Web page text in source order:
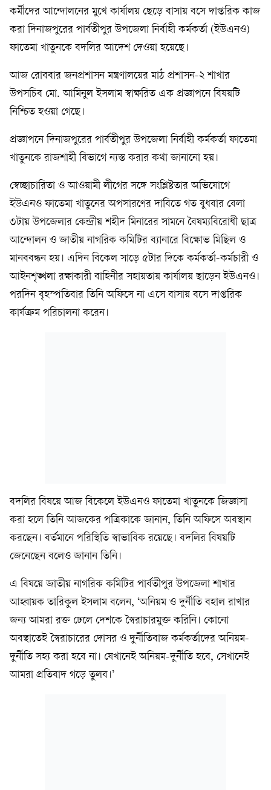
কর্মীদের আন্দোলনের মুখে কার্যালয় ছেড়ে বাসায় বসে দাপ্তরিক কাজ
করা দিনাজপুরের পার্বতীপুর উপজেলা নির্বাহী কর্মকর্তা (ইউএনও)
ফাতেমা খাতুনকে বদলির আদেশ দেওয়া হয়েছে।
আজ রোববার জনপ্রশাসন মন্ত্রণালয়ের মাঠ প্রশাসন-২ শাখার
উপসচিব মো. আমিনুল ইসলাম স্বাক্ষরিত এক প্রজ্ঞাপনে বিষয়টি
নিশ্চিত হওয়া গেছে।
প্রজ্ঞাপনে দিনাজপুরের পার্বতীপুর উপজেলা নির্বাহী কর্মকর্তা ফাতেমা
খাতুনকে রাজশাহী বিভাগে ন্যস্ত করার কথা জানানো হয়।
স্বেচ্ছাচারিতা ও আওয়ামী লীগের সঙ্গে সংশ্লিষ্টতার অভিযোগে
ইউএনও ফাতেমা খাতুনের অপসারণের দাবিতে গত বুধবার বেলা
৩টায় উপজেলার কেন্দ্রীয় শহীদ মিনারের সামনে বৈষম্যবিরোধী ছাত্র
আন্দোলন ও জাতীয় নাগরিক কমিটির ব্যানারে বিক্ষোভ মিছিল ও
মানববন্ধন হয়। এদিন বিকেল সাড়ে ৫টার দিকে কর্মকর্তা-কর্মচারী ও
আইনশৃঙ্খলা রক্ষাকারী বাহিনীর সহায়তায় কার্যালয় ছাড়েন ইউএনও।
পরদিন বৃহস্পতিবার তিনি অফিসে না এসে বাসায় বসে দাপ্তরিক
কার্যক্রম পরিচালনা করেন।
বদলির বিষয়ে আজ বিকেলে ইউএনও ফাতেমা খাতুনকে জিজ্ঞাসা
করা হলে তিনি আজকের পত্রিকাকে জানান, তিনি অফিসে অবস্থান
করছেন। বর্তমানে পরিস্থিতি স্বাভাবিক রয়েছে। বদলির বিষয়টি
জেনেছেন বলেও জানান তিনি।
এ বিষয়ে জাতীয় নাগরিক কমিটির পার্বতীপুর উপজেলা শাখার
আহ্বায়ক তারিকুল ইসলাম বলেন, ‘অনিয়ম ও দুর্নীতি বহাল রাখার
জন্য আমরা রক্ত ঢেলে দেশকে স্বৈরাচারমুক্ত করিনি। কোনো
অবস্থাতেই স্বৈরাচারের দোসর ও দুর্নীতিবাজ কর্মকর্তাদের অনিয়ম-
দুর্নীতি সহ্য করা হবে না। যেখানেই অনিয়ম-দুর্নীতি হবে, সেখানেই
আমরা প্রতিবাদ গড়ে তুলব।’